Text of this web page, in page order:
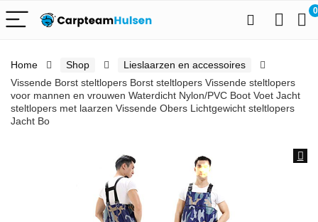
0
Home Shop
Lieslaarzen en accessoires
Vissende Borst steltlopers Borst steltlopers Vissende steltlopers
voor mannen en vrouwen Waterdicht Nylon/PVC Boot Voet Jacht
steltlopers met laarzen Vissende Obers Lichtgewicht steltlopers
Jacht Bo